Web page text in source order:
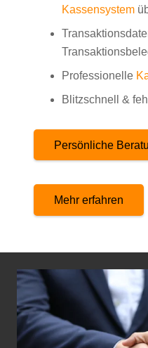
Kassensystem
Professionelle
Blitzschnell &
Persönliche
Mehr erfahren